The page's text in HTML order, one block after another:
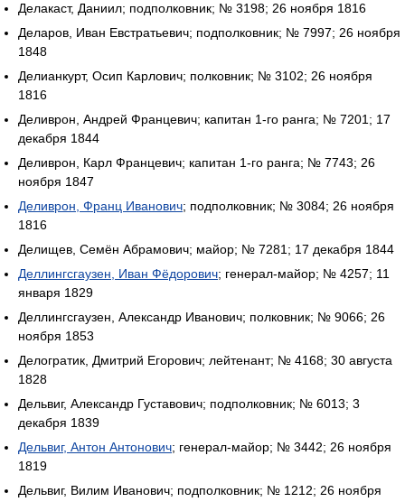
Делакаст, Даниил; подполковник; № 3198; 26 ноября 1816
Деларов, Иван Евстратьевич; подполковник; № 7997; 26 ноября
1848
Делианкурт, Осип Карлович; полковник; № 3102; 26 ноября
1816
Деливрон, Андрей Францевич; капитан 1-го ранга; № 7201; 17
декабря 1844
Деливрон, Карл Францевич; капитан 1-го ранга; № 7743; 26
ноября 1847
Деливрон, Франц Иванович; подполковник; № 3084; 26 ноября
1816
Делищев, Семён Абрамович; майор; № 7281; 17 декабря 1844
Деллингсгаузен, Иван Фёдорович; генерал-майор; № 4257; 11
января 1829
Деллингсгаузен, Александр Иванович; полковник; № 9066; 26
ноября 1853
Делогратик, Дмитрий Егорович; лейтенант; № 4168; 30 августа
1828
Дельвиг, Александр Густавович; подполковник; № 6013; 3
декабря 1839
Дельвиг, Антон Антонович; генерал-майор; № 3442; 26 ноября
1819
Дельвиг, Вилим Иванович; подполковник; № 1212; 26 ноября